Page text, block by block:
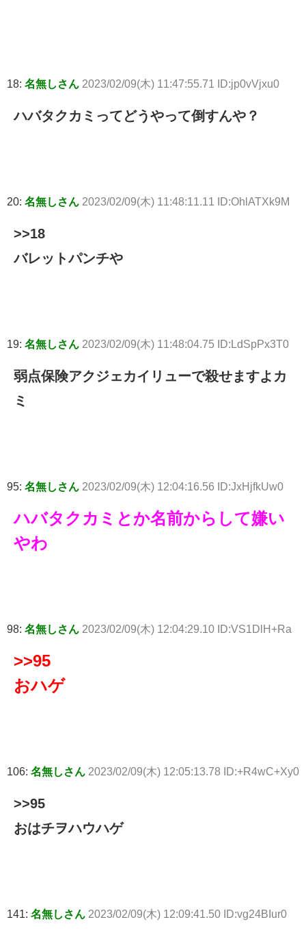
18: 名無しさん 2023/02/09(木) 11:47:55.71 ID:jp0vVjxu0
ハバタクカミってどうやって倒すんや？
20: 名無しさん 2023/02/09(木) 11:48:11.11 ID:OhlATXk9M
>>18
バレットパンチや
19: 名無しさん 2023/02/09(木) 11:48:04.75 ID:LdSpPx3T0
弱点保険アクジェカイリューで殺せますよカ
ミ
95: 名無しさん 2023/02/09(木) 12:04:16.56 ID:JxHjfkUw0
ハバタクカミとか名前からして嫌い
やわ
98: 名無しさん 2023/02/09(木) 12:04:29.10 ID:VS1DlH+Ra
>>95
おハゲ
106: 名無しさん 2023/02/09(木) 12:05:13.78 ID:+R4wC+Xy0
>>95
おはチヲハウハゲ
141: 名無しさん 2023/02/09(木) 12:09:41.50 ID:vg24BIur0